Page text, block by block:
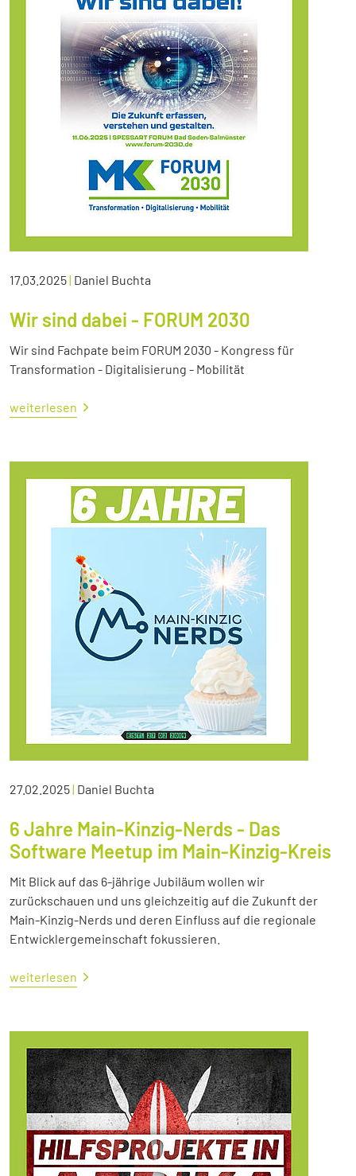
17.03.2025| Daniel Buchta
Wir sind dabei - FORUM 2030
Wir sind Fachpate beim FORUM 2030 - Kongress für
Transformation - Digitalisierung - Mobilität
weiterlesen
27.02.2025| Daniel Buchta
6 Jahre Main-Kinzig-Nerds - Das
Software Meetup im Main-Kinzig-Kreis
Mit Blick auf das 6-jährige Jubiläum wollen wir
zurückschauen und uns gleichzeitig auf die Zukunft der
Main-Kinzig-Nerds und deren Einfluss auf die regionale
Entwicklergemeinschaft fokussieren.
weiterlesen